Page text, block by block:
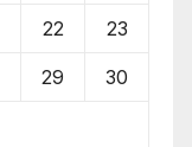
22 23
29 30